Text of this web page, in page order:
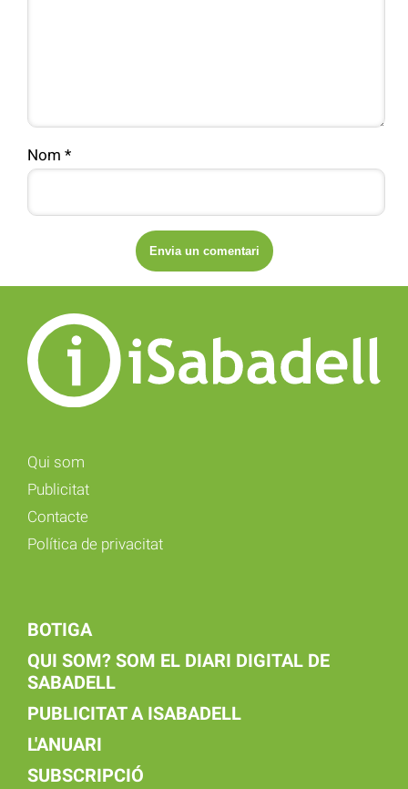
Nom *
Qui som
Publicitat
Contacte
Política de privacitat
BOTIGA
QUI SOM? SOM EL DIARI DIGITAL DE
SABADELL
PUBLICITAT A ISABADELL
L'ANUARI
SUBSCRIPCIÓ